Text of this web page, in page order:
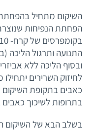
השיקום מתחיל
הפחתת הנפיחות
התנועה ותרגול הליכה
ובסוף הליכה ללא
לחיזוק השרירים
כאבים בתקופת
בתרופות לשיכוך
בשלב הבא של השיקום